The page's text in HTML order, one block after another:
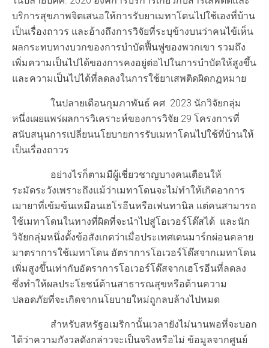
บริการสุขภาพจิตเสนอให้การรับยาเมทาโดนไปใช้เองที่บ้าน
เป็นเรื่องถาวร และอ้างถึงการวิจัยที่ระบุข้างบนว่าคนไข้เห็น
ผลกระทบทางบวกของการบำบัดฟื้นฟูของพวกเขา รวมถึง
เพิ่มความเป็นไปได้ของการคงอยู่ต่อไปในการบำบัดให้สูงขึ้น
และความเป็นไปได้ที่ลดลงในการใช้ยาเสพติดผิดกฏหมาย
ในปลายเดือนกุมภาพันธ์ คศ. 2023 นักวิจัยกลุ่ม
หนึ่งเผยแพร่ผลการวิเคราะห์ของการวิจัย 29 โครงการที่
สนับสนุนการเปลี่ยนนโยบายการรับเมทาโดนไปใช้ที่บ้านให้
เป็นเรื่องถาวร
อย่างไรก็ตามมีผู้เชี่ยวชาญบางคนเตือนให้
ระมัดระวังเพราะถึงแม้ว่าเมทาโดนจะไม่ทำให้เกิดอาการ
เมายาที่เข้มข้นเหมือนเฮโรอีนหรือเฟนทานิล แต่คนสามารถ
ใช้เมทาโดนในทางที่ผิดที่จะนำไปสู่โอเวอร์โด๊สได้ และนัก
วิจัยกลุ่มหนึ่งตั้งข้อสังเกตว่าเมื่อประเทศเดนมาร์กผ่อนคลาย
มาตราการใช้เมทาโดน อัตราการโอเวอร์โด๊สจากเมทาโดน
เพิ่มสูงขึ้นเท่ากับอัตราการโอเวอร์โด๊สจากเฮโรอีนที่ลดลง
ซึ่งทำให้ผลประโยชน์ด้านสาธารณสุขหรือด้านความ
ปลอดภัยที่จะเกิดจากนโยบายใหม่ถูกลบล้างไปหมด
สำหรับสหรัฐอเมริกานั้นเวลายังไม่นานพอที่จะบอก
ได้ว่าความกังวลดังกล่าวจะเป็นจริงหรือไม่ ข้อมูลจากศูนย์